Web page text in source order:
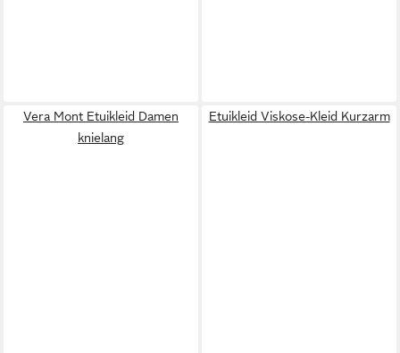
Vera Mont Etuikleid Damen
knielang
Etuikleid Viskose-Kleid Kurzarm